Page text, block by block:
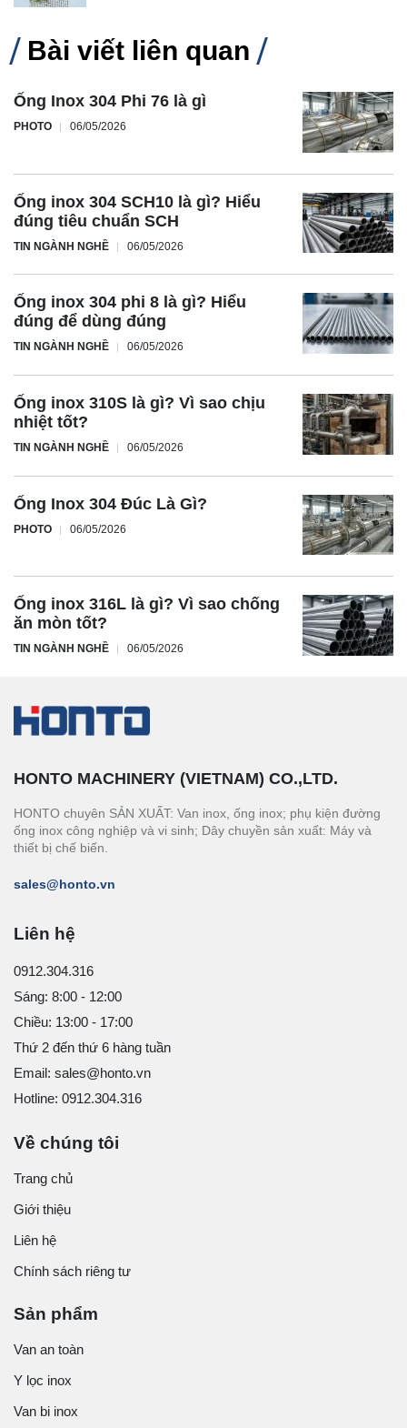
Bài viết liên quan
Ống Inox 304 Phi 76 là gì
PHOTO 06/05/2026
Ống inox 304 SCH10 là gì? Hiểu
đúng tiêu chuẩn SCH
TIN NGÀNH NGHỀ 06/05/2026
Ống inox 304 phi 8 là gì? Hiểu
đúng để dùng đúng
TIN NGÀNH NGHỀ 06/05/2026
Ống inox 310S là gì? Vì sao chịu
nhiệt tốt?
TIN NGÀNH NGHỀ 06/05/2026
Ống Inox 304 Đúc Là Gì?
PHOTO 06/05/2026
Ống inox 316L là gì? Vì sao chống
ăn mòn tốt?
TIN NGÀNH NGHỀ 06/05/2026
HONTO MACHINERY (VIETNAM) CO.,LTD.
HONTO chuyên SẢN XUẤT: Van inox, ống inox; phụ kiện đường
ống inox công nghiệp và vi sinh; Dây chuyền sản xuất: Máy và
thiết bị chế biến.
sales@honto.vn
Liên hệ
0912.304.316
Sáng: 8:00 - 12:00
Chiều: 13:00 - 17:00
Thứ 2 đến thứ 6 hàng tuần
Email: sales@honto.vn
Hotline: 0912.304.316
Về chúng tôi
Trang chủ
Giới thiệu
Liên hệ
Chính sách riêng tư
Sản phẩm
Van an toàn
Y lọc inox
Van bi inox